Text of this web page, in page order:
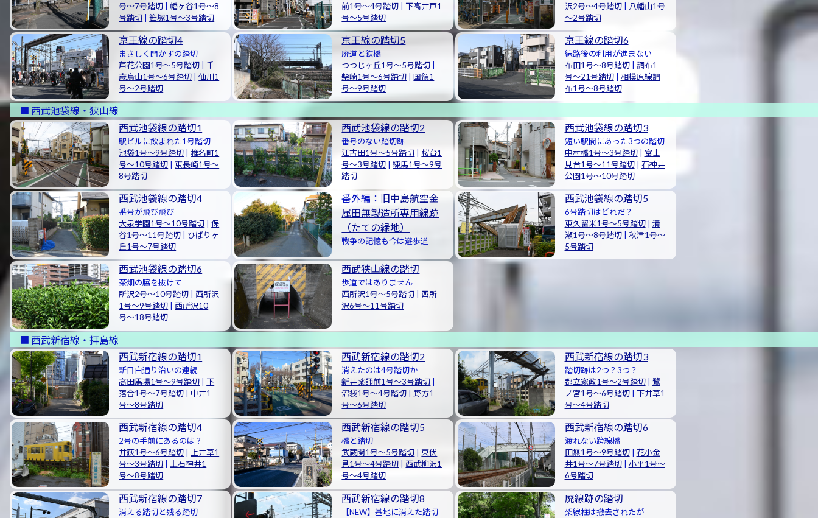
号～7号踏切
幡ヶ谷1号～8
号踏切 |笹塚1号～3号踏切
前1号～4号踏切
下高井戸1
号～5号踏切
沢2号～4号踏切|
八幡山1号
～2号踏切
京王線の踏切4
まさしく開かずの踏切
芦花公園1号～5号踏切 |千
歳烏山1号～6号踏切 |仙川1
号〜2号踏切
京王線の踏切5
廃道と鉄橋
つつじヶ丘1号〜5号踏切
柴崎1号〜6号踏切 |国領1
号〜9号踏切
京王線の踏切6
線路後の利用が進まない
布田1号〜8号踏切| 調布1
号〜21号踏切| 相模原線調
布1号〜8号踏切
西武池袋線・狭山線
西武池袋線の踏切1
駅ビルに飲まれた1号踏切
池袋1号〜9号踏切
椎名町1
号〜10号踏切
東長崎1号〜
8号踏切
西武池袋線の踏切2
番号のない踏切跡
江古田1号〜5号踏切
桜台1
号〜3号踏切 |練馬1号〜9号
踏切
西武池袋線の踏切3
短い駅間にあった3つの踏切
中村橋1号〜3号踏切| 富士
見台1号〜11号踏切| 石神井
公園1号〜10号踏切
西武池袋線の踏切4
番号が飛び飛び
大泉学園1号〜10号踏切 |保
谷1号〜11号踏切
ひばりヶ
丘1号〜7号踏切
番外編： 旧中島航空金
属田無製造所専用線跡
（たての緑地）
戦争の記憶も今は遊歩道
西武池袋線の踏切5
6号踏切はどれだ？
東久留米1号〜5号踏切| 清
瀬1号〜8号踏切| 秋津1号〜
5号踏切
西武池袋線の踏切6
茶畑の脇を抜けて
所沢2号〜10号踏切
西所沢
1号〜9号踏切
西所沢10
号〜18号踏切
西武狭山線の踏切
歩道ではありません
西所沢1号〜5号踏切
西所
沢6号〜11号踏切
西武新宿線・拝島線
西武新宿線の踏切1
新目白通り沿いの連続
高田馬場1号〜9号踏切
下
落合1号〜7号踏切 |中井1
号〜8号踏切
西武新宿線の踏切2
消えたのは4号踏切か
新井薬師前1号〜3号踏切
沼袋1号〜4号踏切
野方1
号〜6号踏切
西武新宿線の踏切3
踏切跡は2つ？3つ？
都立家政1号〜2号踏切| 鷺
ノ宮1号〜6号踏切| 下井草1
号〜4号踏切
西武新宿線の踏切4
2号の手前にあるのは？
井荻1号〜6号踏切 |上井草1
号〜3号踏切 |上石神井1
号〜8号踏切
西武新宿線の踏切5
橋と踏切
武蔵関1号〜5号踏切
東伏
見1号〜4号踏切
西武柳沢1
号〜4号踏切
西武新宿線の踏切6
渡れない跨線橋
田無1号〜9号踏切| 花小金
井1号〜7号踏切| 小平1号〜
6号踏切
西武新宿線の踏切7
消える踏切と残る踏切
西武新宿線の踏切8
【NEW】基地に消えた踏切
廃線跡の踏切
架線柱は撤去されたが